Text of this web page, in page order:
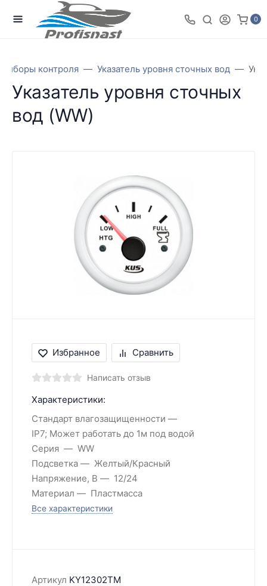
0
контроля Указатель уровня сточных вод
Указатель уровня сточных
вод (WW)
Избранное Сравнить
Написать отзыв
Характеристики:
Стандарт влагозащищенности
IP7; Может работать до 1м под водой
Серия
WW
Подсветка
Желтый/Красный
Напряжение, В
12/24
Материал
Пластмасса
Все характеристики
Артикул KY12302TM